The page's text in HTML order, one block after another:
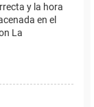
y la hora
en el
La